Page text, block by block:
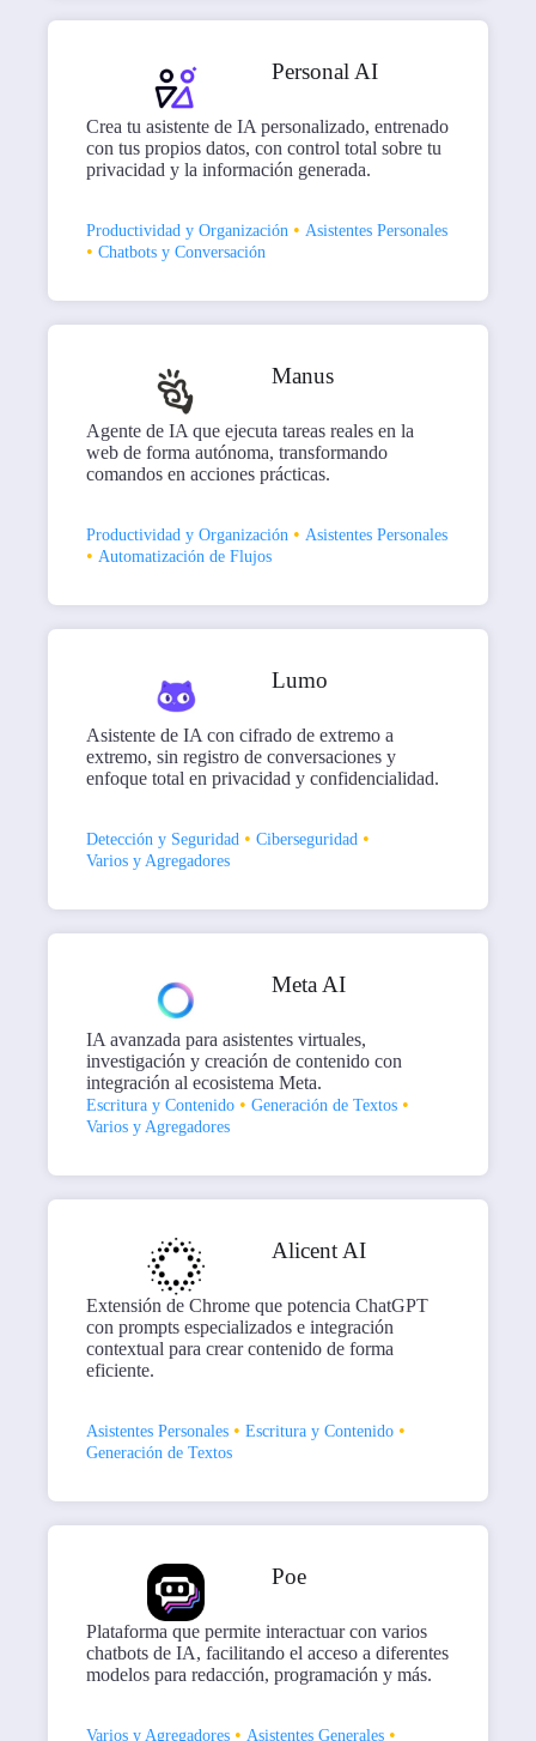
Personal AI
Crea tu asistente de IA personalizado, entrenado
con tus propios datos, con control total sobre tu
privacidad y la información generada.
Productividad y Organización • Asistentes Personales
• Chatbots y Conversación
Manus
Agente de IA que ejecuta tareas reales en la
web de forma autónoma, transformando
comandos en acciones prácticas.
Productividad y Organización • Asistentes Personales
• Automatización de Flujos
Lumo
Asistente de IA con cifrado de extremo a
extremo, sin registro de conversaciones y
enfoque total en privacidad y confidencialidad.
Detección y Seguridad • Ciberseguridad •
Varios y Agregadores
Meta AI
IA avanzada para asistentes virtuales,
investigación y creación de contenido con
integración al ecosistema Meta.
Escritura y Contenido • Generación de Textos •
Varios y Agregadores
Alicent AI
Extensión de Chrome que potencia ChatGPT
con prompts especializados e integración
contextual para crear contenido de forma
eficiente.
Asistentes Personales • Escritura y Contenido •
Generación de Textos
Poe
Plataforma que permite interactuar con varios
chatbots de IA, facilitando el acceso a diferentes
modelos para redacción, programación y más.
Varios y Agregadores • Asistentes Generales •